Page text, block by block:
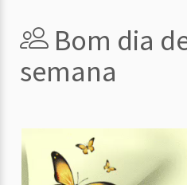
Bom dia
semana